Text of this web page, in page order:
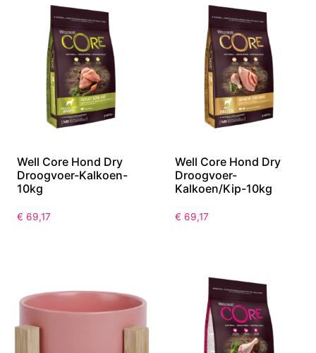
Well Core Hond Dry
Droogvoer-Kalkoen-
10kg
€ 69,17
Well Core Hond Dry
Droogvoer-
Kalkoen/Kip-10kg
€ 69,17